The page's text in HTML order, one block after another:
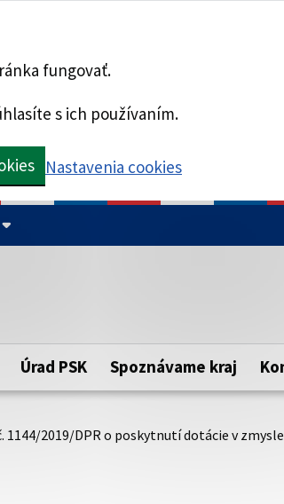
fungovať.
s ich používaním.
Nastavenia cookies
kraja.
Táto stránka je
zabezpečenú
https:// pred názvom
Úrad PSK Spoznávame kraj
1144/2019/DPR o poskytnutí dotácie v